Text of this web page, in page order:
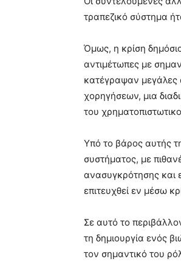
τραπεζικό σύστημα
Όμως, η κρίση
αντιμέτωπες με
κατέγραψαν μεγάλες
χορηγήσεων, μια
του
Υπό το βάρος αυτής
συστήματος, με
ανασυγκρότησης και
επιτευχθεί εν μέσω
Σε αυτό το
τη δημιουργία ενός
τον σημαντικό του